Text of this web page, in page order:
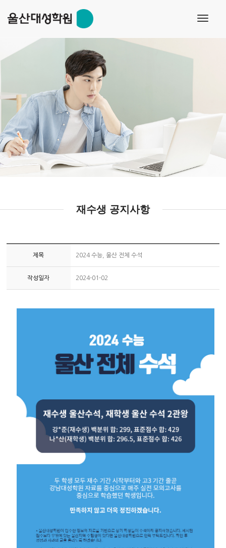
재수생 공지사항
제목 2024 수능, 울산 전체 수석
작성일자 2024-01-02